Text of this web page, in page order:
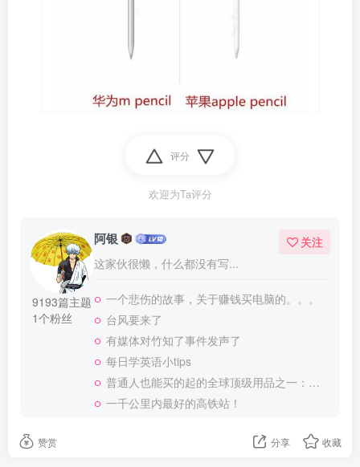
评分
欢迎为Ta评分
9193篇主题
1个粉丝
阿银
这家伙很懒，什么都没有写...
关注
一个悲伤的故事，关于赚钱买电脑的。。。
台风要来了
有媒体对竹知了事件发声了
每日学英语小tips
普通人也能买的起的全球顶级用品之一：WD-40润滑除锈剂！
一千公里内最好的高铁站！
赞赏 分享 收藏